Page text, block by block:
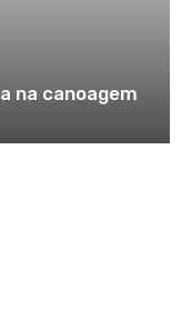
na canoagem